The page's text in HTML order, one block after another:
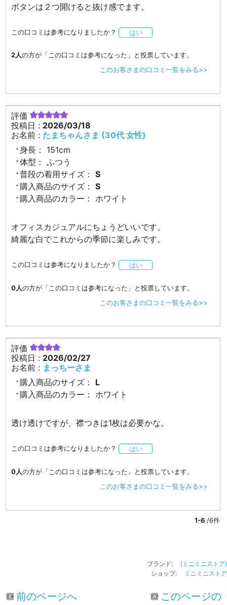
ボタンは２つ開けると抜け感でます。
この口コミは参考になりましたか？ はい
2人の方が「この口コミは参考になった」と投票しています。
このお客さまの口コミ一覧をみる>>
評価
投稿日 : 2026/03/18
お名前 : たまちゃんさま (30代 女性)
身長：
151cm
体型：
ふつう
普段の着用サイズ：
S
購入商品のサイズ：
S
購入商品のカラー：
ホワイト
オフィスカジュアルにちょうどいいです。
綺麗な白でこれからの季節に楽しみです。
この口コミは参考になりましたか？ はい
0人の方が「この口コミは参考になった」と投票しています。
このお客さまの口コミ一覧をみる>>
評価
投稿日 : 2026/02/27
お名前 : まっちーさま
購入商品のサイズ：
L
購入商品のカラー：
ホワイト
透け透けですが、襟つきは1枚は必要かな。
この口コミは参考になりましたか？ はい
0人の方が「この口コミは参考になった」と投票しています。
このお客さまの口コミ一覧をみる>>
1-6 /6件
ブランド: (ミニミニストア)
ショップ:
ミニミニストア
前のページへ
このページの